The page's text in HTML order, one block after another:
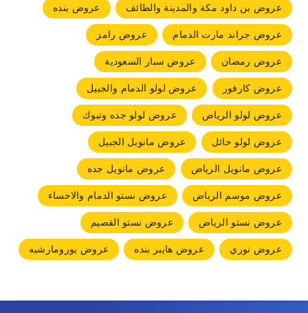
عروض بن داود مكة والمدينة والطائف
عروض بنده
عروض جراند مارت الدمام
عروض رامز
عروض رمضان
عروض سبار السعودية
عروض كارفور
عروض لولو الدمام والجبيل
عروض لولو الرياض
عروض لولو جده وتبوك
عروض لولو حائل
عروض مانويل الجبيل
عروض مانويل الرياض
عروض مانويل جده
عروض موسم الرياض
عروض نستو الدمام والاحساء
عروض نستو الرياض
عروض نستو القصيم
عروض نوري
عروض هايبر بنده عروض يورومارشيه